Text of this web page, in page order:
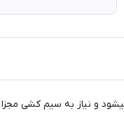
چراغ کوچیک ها روشن میشود و نیاز به سیم